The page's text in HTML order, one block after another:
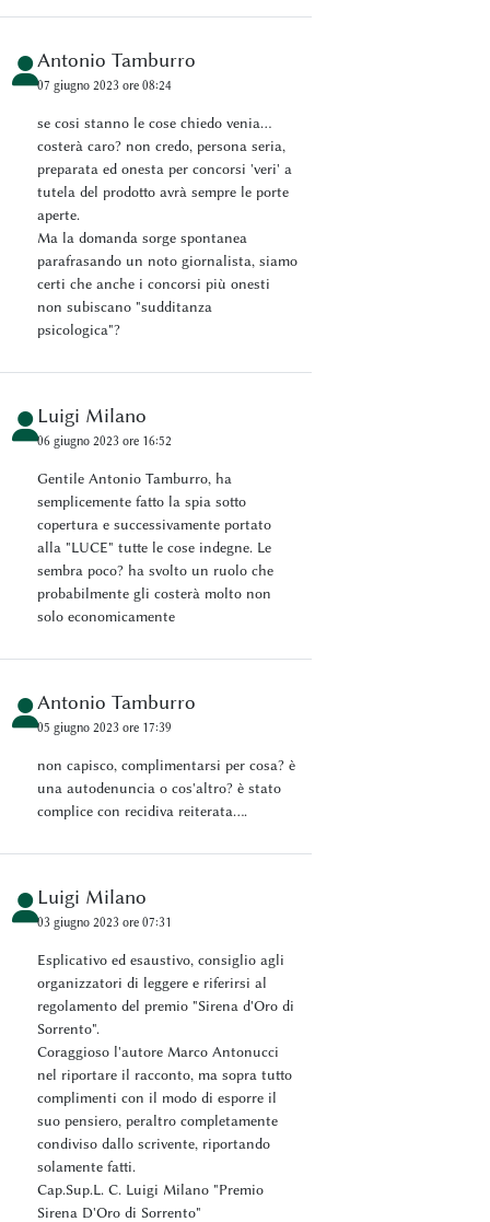
Antonio Tamburro
07 giugno 2023 ore 08:24
se cosi stanno le cose chiedo venia...
costerà caro? non credo, persona seria,
preparata ed onesta per concorsi 'veri' a
tutela del prodotto avrà sempre le porte
aperte.
Ma la domanda sorge spontanea
parafrasando un noto giornalista, siamo
certi che anche i concorsi più onesti
non subiscano "sudditanza
psicologica"?
Luigi Milano
06 giugno 2023 ore 16:52
Gentile Antonio Tamburro, ha
semplicemente fatto la spia sotto
copertura e successivamente portato
alla "LUCE" tutte le cose indegne. Le
sembra poco? ha svolto un ruolo che
probabilmente gli costerà molto non
solo economicamente
Antonio Tamburro
05 giugno 2023 ore 17:39
non capisco, complimentarsi per cosa? è
una autodenuncia o cos'altro? è stato
complice con recidiva reiterata....
Luigi Milano
03 giugno 2023 ore 07:31
Esplicativo ed esaustivo, consiglio agli
organizzatori di leggere e riferirsi al
regolamento del premio "Sirena d'Oro di
Sorrento".
Coraggioso l'autore Marco Antonucci
nel riportare il racconto, ma sopra tutto
complimenti con il modo di esporre il
suo pensiero, peraltro completamente
condiviso dallo scrivente, riportando
solamente fatti.
Cap.Sup.L. C. Luigi Milano "Premio
Sirena D'Oro di Sorrento"